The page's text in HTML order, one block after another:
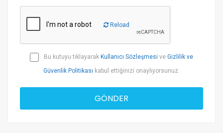
Reload
Bu kutuyu tıklayarak Kullanıcı Sözleşmesi ve Gizlilik ve
Güvenlik Politikası kabul ettiğinizi onaylıyorsunuz.